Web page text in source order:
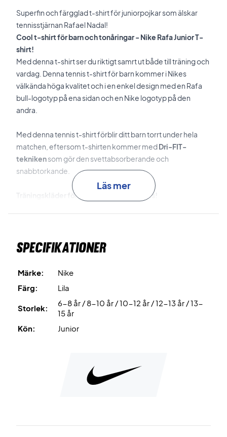
Superfin och färgglad t-shirt för juniorpojkar som älskar
tennisstjärnan Rafael Nadal!
Cool t-shirt för barn och tonåringar - Nike Rafa Junior T-
shirt!
Med denna t-shirt ser du riktigt samrt ut både till träning och
vardag. Denna tennis t-shirt för barn kommer i Nikes
välkända höga kvalitet och i en enkel design med en Rafa
bull-logotyp på ena sidan och en Nike logotyp på den
andra.
Med denna tennis t-shirt förblir ditt barn torrt under hela
matchen, eftersom t-shirten kommer medDri-FIT-
teknikensom gör den svettabsorberande och
snabbtorkande.
Träningskläder för juniorspelare - Bra Pris!
Färg: Liten liten med grå logotyp
Läs mer
Specifikationer
Märke:
Nike
Färg:
Lila
Storlek:
6-8 år / 8-10 år / 10-12 år / 12-13 år / 13-
15 år
Kön:
Junior